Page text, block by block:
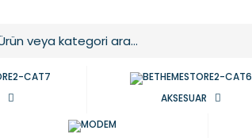
AKSESUAR